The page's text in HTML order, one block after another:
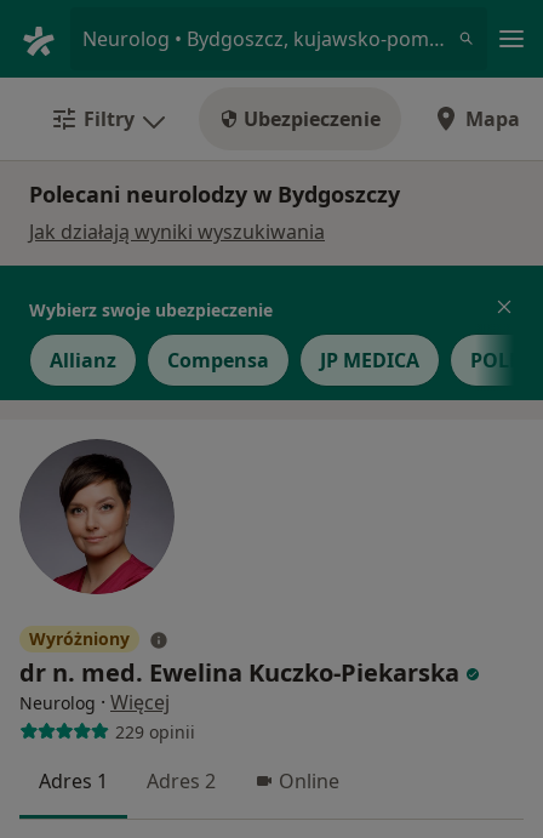
Neurolog • Bydgoszcz, kujawsko-pomorskie
Filtry Ubezpieczenie Mapa
Polecani neurolodzy w Bydgoszczy
Jak działają wyniki wyszukiwania
Wybierz swoje ubezpieczenie
Allianz Compensa JP MEDICA
Wyróżniony
dr n. med. Ewelina Kuczko-Piekarska
Neurolog · Więcej
229 opinii
Adres 1 Adres 2 Online